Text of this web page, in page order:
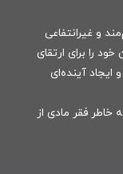
و غیرانتفاعی
را برای ارتقای
آینده‌ای
فقر مادی از